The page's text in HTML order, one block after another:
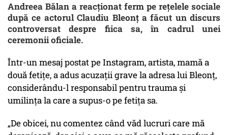
Andreea Bălan a reacționat ferm pe rețelele sociale
după ce actorul Claudiu Bleonț a făcut un discurs
controversat despre fiica sa, în cadrul unei
ceremonii oficiale.
Într-un mesaj postat pe Instagram, artista, mamă a
două fetițe, a adus acuzații grave la adresa lui Bleonț,
considerându-l responsabil pentru trauma și
umilința la care a supus-o pe fetița sa.
„De obicei, nu comentez când văd lucruri care mă